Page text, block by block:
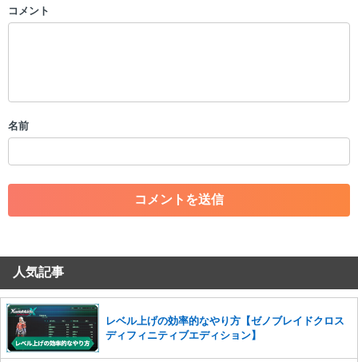
以下の書き込みを禁止とし、場合によってはコメント削除や書き込み制
・一度削除された投稿を再び投稿すること
・アカウントの売買など金銭が絡む内容の投稿
・各ゲームのネタバレを含む内容の投稿
・その他、管理者が不適切と判断した投稿
コメントの削除を申請する
せていただきます。ご了承ください。
※一度削除したコメントは復元ができませんのでご注意くだ
さい。
また、過度な利用規約の違反や、弊社に損害の及ぶ内容の書き込みがあ
コメント
名前
人気記事
レベル上げの効率的なやり方【ゼノブレイドクロス
ディフィニティブエディション】